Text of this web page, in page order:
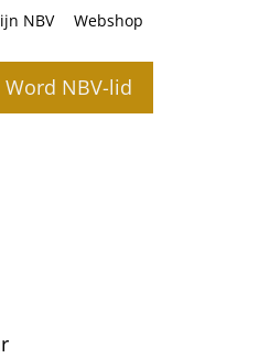
Word NBV-lid
NBV Webshop